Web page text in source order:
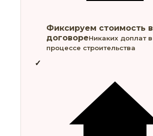
Фиксируем стоимость в
договореНикаких доплат в
процессе строительства